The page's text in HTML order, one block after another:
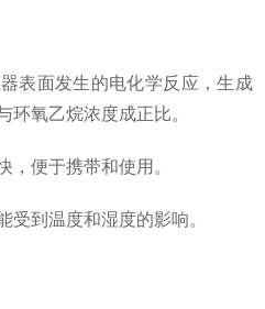
表面发生的电化学反应，生成
环氧乙烷浓度成正比。
，便于携带和使用。
受到温度和湿度的影响。